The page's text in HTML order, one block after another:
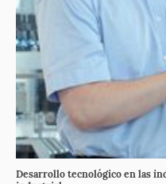
Desarrollo tecnológico en las